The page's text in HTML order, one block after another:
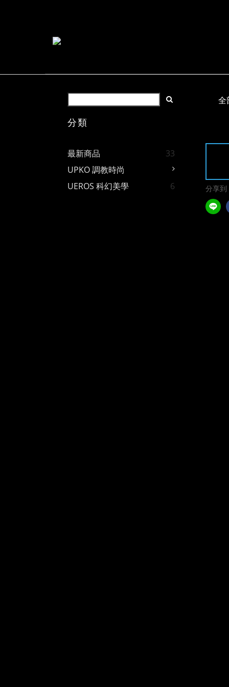
分類
最新商品
33
UPKO 調教時尚
UEROS 科幻美學
6
全
分享到